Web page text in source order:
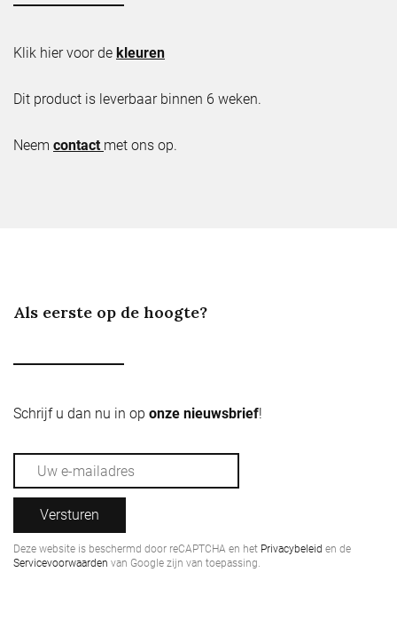
Klik hier voor de kleuren
Dit product is leverbaar binnen 6 weken.
Neem contact met ons op.
Als eerste op de hoogte?
Schrijf u dan nu in op onze nieuwsbrief!
Versturen
Deze website is beschermd door reCAPTCHA en het Privacybeleid en de
Servicevoorwaarden van Google zijn van toepassing.